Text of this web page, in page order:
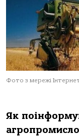
Фото з мережі
Як